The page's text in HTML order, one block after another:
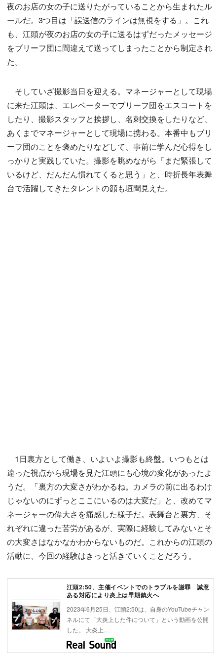
夜のお店の女の子に送りたがっていることから生まれたル
ールだ。3つ目は「誤送信のラインは無視をする」。これ
も、江頭が夜のお店の女の子に送るはずだったメッセージ
をブリーフ団に間違えて送ってしまったことから制定され
た。
そしていざ撮影当日を迎える。マネージャーとして現場
に来た江頭は、エレベーターでブリーフ団をエスコートを
したり、撮影スタッフと挨拶し、名刺交換をしたりなど、
あくまでマネージャーとして現場に携わる。本番中もブリ
ーフ団のことを褒めたりなどして、事前に学んだ心得をし
っかりと実践していた。撮影を眺めながら「まだ緊張して
いるけど、だんだん慣れてくると思う」と、時折長年表舞
台で活躍してきたタレントの顔も垣間見えた。
1日裏方として働き、いよいよ撮影も終盤。いつもとは
違った視点から現場を見た江頭にも心境の変化があったよ
うだ。「裏方の大変さがわかるね。カメラの前に出るわけ
じゃないのにずっとここにいるのは大変だ」と、改めてマ
ネージャーの偉大さを痛感した様子だ。表舞台と裏方、そ
れぞれに違った苦労があるが、実際に経験してみないとそ
の大変さはなかなかわからないものだ。これからの江頭の
活動に、今回の経験はきっと活きていくことだろう。
江頭2:50、主催イベントでのトラブルを謝罪 誠意
ある対応により炎上は早期鎮火へ
2023年6月25日、江頭2:50は、自身のYouTubeチャン
ネルにて「大炎上した件について」という動画を公開
した。 大炎上…